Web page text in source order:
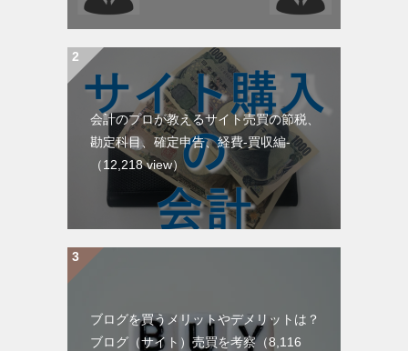
会計のプロが教えるサイト売買の節税、
勘定科目、確定申告、経費-買収編-
（12,218 view）
ブログを買うメリットやデメリットは？
ブログ（サイト）売買を考察（8,116